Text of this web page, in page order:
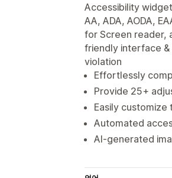
Accessibility
AA, ADA, AODA,
for Screen reader,
friendly interface
violation
Effortlessly
Provide 25+
Easily
Automated
AI-generated